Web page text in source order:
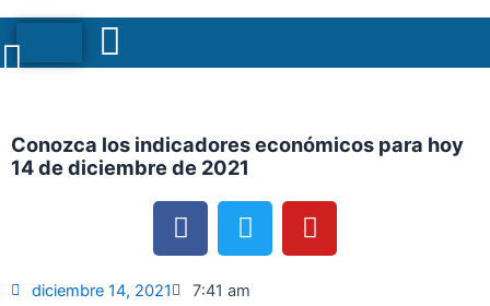
Menu
Conozca los indicadores económicos para hoy
14 de diciembre de 2021
F
a
c
e
T
w
i
t
Y
o
u
diciembre 14, 2021 7:41 am